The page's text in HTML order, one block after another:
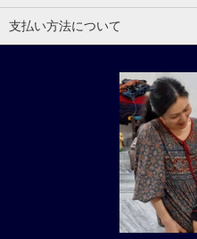
支払い方法について